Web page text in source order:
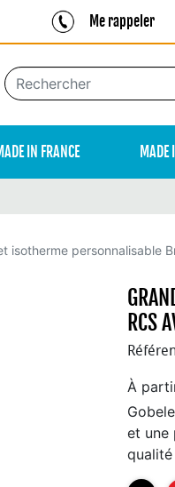
Me rappeler
IN FRANCE MADE
isotherme personnalisable
RCS
À
et une